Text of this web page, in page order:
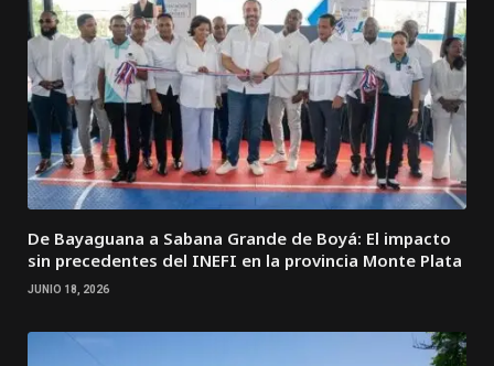
De Bayaguana a Sabana Grande de Boyá: El impacto
sin precedentes del INEFI en la provincia Monte Plata
JUNIO 18, 2026